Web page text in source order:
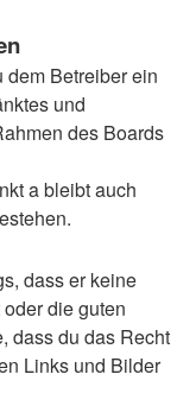
dem Betreiber ein
und
des Boards
a bleibt auch
dass er keine
die guten
dass du das Recht
Links und Bilder